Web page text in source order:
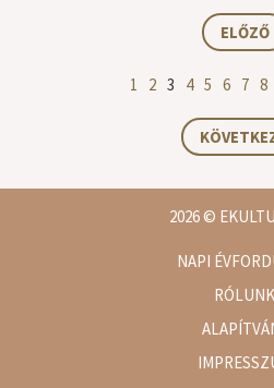
ELŐZŐ
1 2 3 4 5 6 7 8
2026©
NAPI
RÓLUNK